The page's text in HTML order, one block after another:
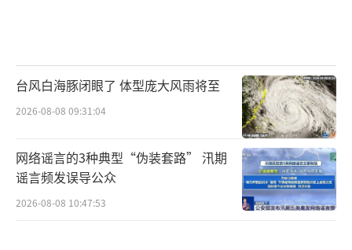
台风白海豚闭眼了 体型庞大风雨将至
2026-08-08 09:31:04
网络谣言的3种典型“伪装套路” 汛期
谣言频发误导公众
2026-08-08 10:47:53